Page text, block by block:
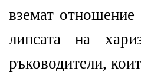
вземат
липсата на
ръководители,